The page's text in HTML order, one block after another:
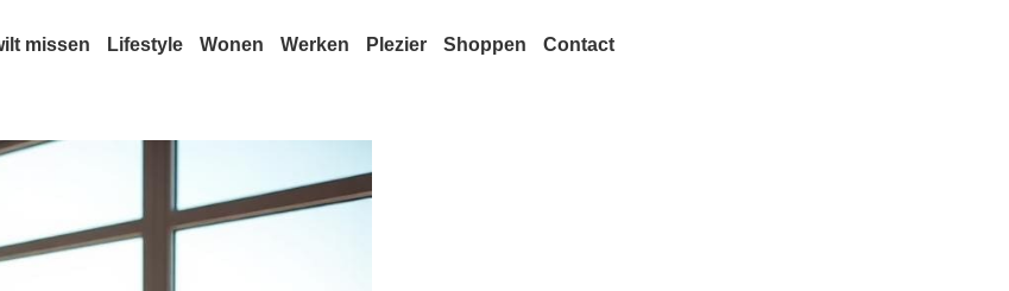
missen Lifestyle Wonen Werken Plezier Shoppen Contact